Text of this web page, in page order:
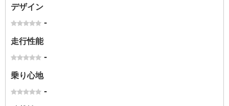
デザイン
-
走行性能
-
乗り心地
-